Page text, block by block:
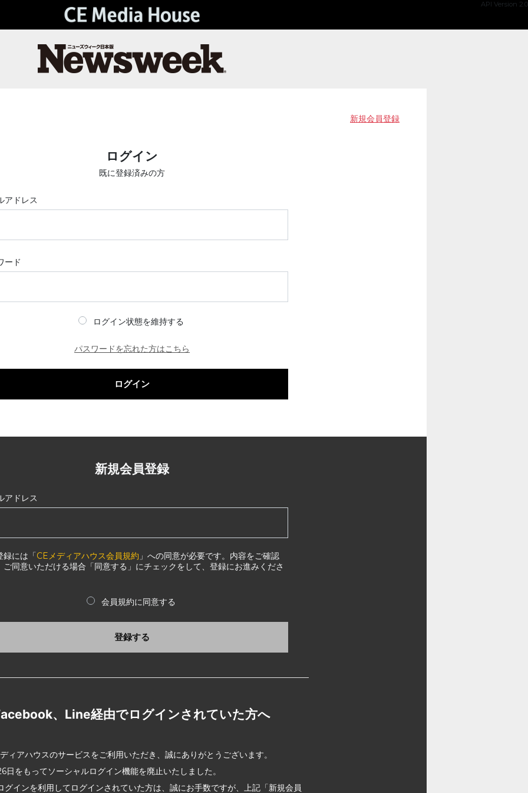
API Version 2.0
新規会員登録
ログイン
既に登録済みの方
アドレス
ード
ログイン状態を維持する
パスワードを忘れた方はこちら
ログイン
新規会員登録
アドレス
録には「CEメディアハウス会員規約 」への同意が必要です。内容をご確認
ご同意いただける場合「同意する」にチェックをして、登録にお進みくださ
会員規約に同意する
登録する
、Line経由でログインされていた方へ
ィアハウスのサービスをご利用いただき、誠にありがとうございます。
日をもってソーシャルログイン機能を廃止いたしました。
グインを利用してログインされていた方は、誠にお手数ですが、上記「新規会員